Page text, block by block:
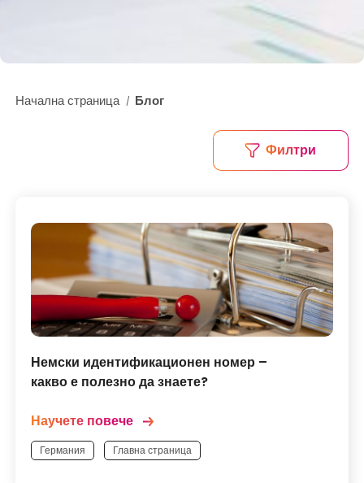
БЛОГ
Начална страница / Блог
Филтри
Германия Главна страница
Немски идентификационен номер –
какво е полезно да знаете?
Научете повече